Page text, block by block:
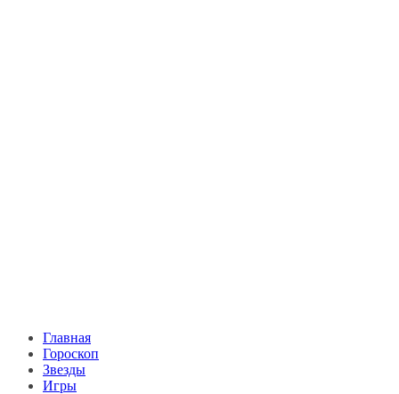
Главная
Гороскоп
Звезды
Игры